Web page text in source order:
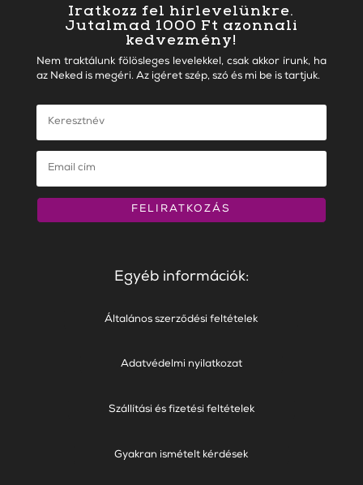
Iratkozz fel hírlevelünkre.
Jutalmad 1000 Ft azonnali
kedvezmény!
Nem traktálunk fölösleges levelekkel, csak akkor írunk, ha
az Neked is megéri. Az igéret szép, szó és mi be is tartjuk.
FELIRATKOZÁS
Egyéb információk:
Általános szerződési feltételek
Adatvédelmi nyilatkozat
Szállítási és fizetési feltételek
Gyakran ismételt kérdések